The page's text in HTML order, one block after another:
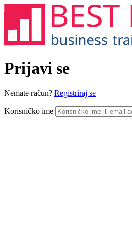
Prijavi se
Nemate račun? Registriraj se
Korisničko ime